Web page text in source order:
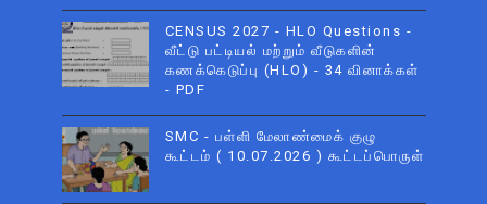
CENSUS 2027 - HLO Questions -
வீட்டு பட்டியல் மற்றும் வீடுகளின்
கணக்கெடுப்பு (HLO) - 34 வினாக்கள்
- PDF
SMC - பள்ளி மேலாண்மைக் குழு
கூட்டம் ( 10.07.2026 ) கூட்டப்பொருள்